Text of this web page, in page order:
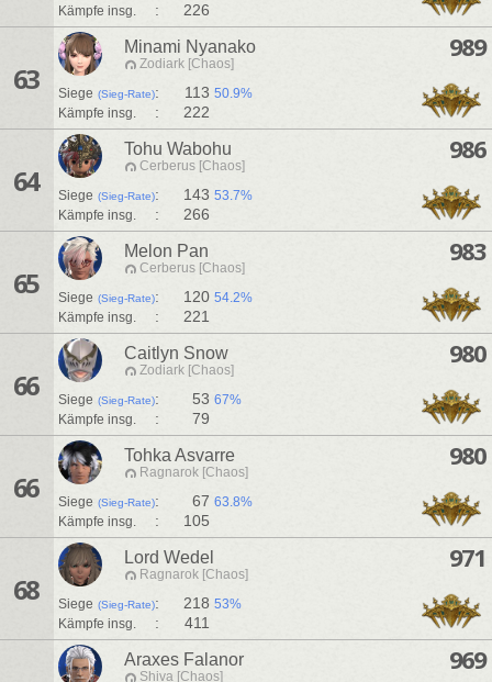
Kämpfe insg.
: 226
63
Minami Nyanako
Zodiark [Chaos]
Siege (Sieg-Rate): 113 50.9%
Kämpfe insg.
: 222
989
64
Tohu Wabohu
Cerberus [Chaos]
Siege (Sieg-Rate): 143 53.7%
Kämpfe insg.
: 266
986
65
Melon Pan
Cerberus [Chaos]
Siege (Sieg-Rate): 120 54.2%
Kämpfe insg.
: 221
983
66
Caitlyn Snow
Zodiark [Chaos]
Siege (Sieg-Rate): 53 67%
Kämpfe insg.
: 79
980
66
Tohka Asvarre
Ragnarok [Chaos]
Siege (Sieg-Rate): 67 63.8%
Kämpfe insg.
: 105
980
68
Lord Wedel
Ragnarok [Chaos]
Siege (Sieg-Rate): 218 53%
Kämpfe insg.
: 411
971
Araxes Falanor
Shiva [Chaos]
969